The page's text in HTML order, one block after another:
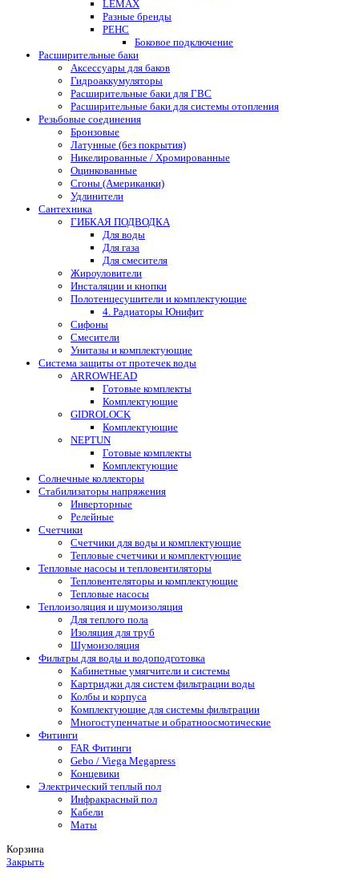
LEMAX
Разные бренды
РЕНС
Боковое подключение
Расширительные баки
Аксессуары для баков
Гидроаккумуляторы
Расширительные баки для ГВС
Расширительные баки для системы отопления
Резьбовые соединения
Бронзовые
Латунные (без покрытия)
Никелированные / Хромированные
Оцинкованные
Сгоны (Американки)
Удлинители
Сантехника
ГИБКАЯ ПОДВОДКА
Для воды
Для газа
Для смесителя
Жироуловители
Инсталяции и кнопки
Полотенцесушители и комплектующие
4. Радиаторы Юнифит
Сифоны
Смесители
Унитазы и комплектующие
Система защиты от протечек воды
ARROWHEAD
Готовые комплекты
Комплектующие
GIDROLOCK
Комплектующие
NEPTUN
Готовые комплекты
Комплектующие
Солнечные коллекторы
Стабилизаторы напряжения
Инверторные
Релейные
Счетчики
Счетчики для воды и комплектующие
Тепловые счетчики и комплектующие
Тепловые насосы и тепловентиляторы
Тепловентеляторы и комплектующие
Тепловые насосы
Теплоизоляция и шумоизоляция
Для теплого пола
Изоляция для труб
Шумоизоляция
Фильтры для воды и водоподготовка
Кабинетные умягчители и системы
Картриджи для систем фильтрации воды
Колбы и корпуса
Комплектующие для системы фильтрации
Многоступенчатые и обратноосмотические
Фитинги
FAR Фитинги
Gebo / Viega Megapress
Концевики
Электрический теплый пол
Инфракрасный пол
Кабели
Маты
Корзина
Закрыть